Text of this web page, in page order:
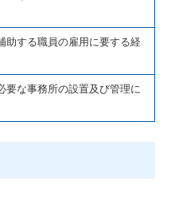
助する職員の雇用に要する経
要な事務所の設置及び管理に